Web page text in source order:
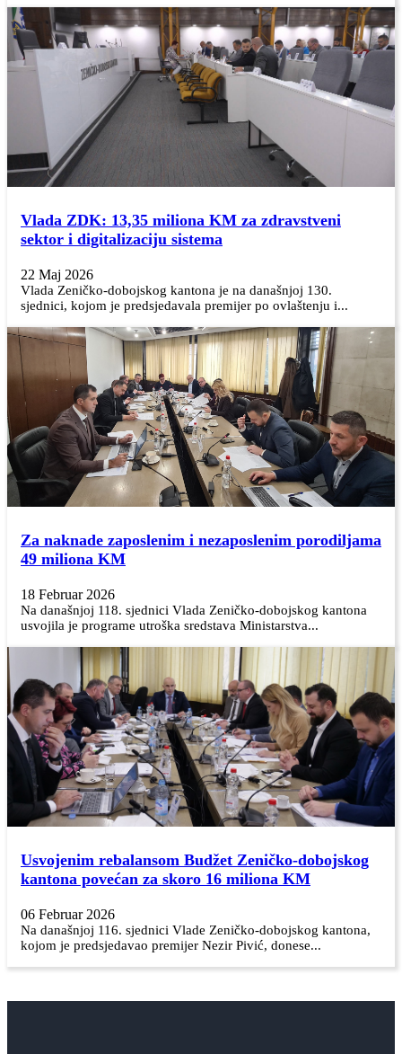
Vlada ZDK: 13,35 miliona KM za zdravstveni
sektor i digitalizaciju sistema
22 Maj 2026
Vlada Zeničko-dobojskog kantona je na današnjoj 130.
sjednici, kojom je predsjedavala premijer po ovlaštenju i...
Za naknade zaposlenim i nezaposlenim porodiljama
49 miliona KM
18 Februar 2026
Na današnjoj 118. sjednici Vlada Zeničko-dobojskog kantona
usvojila je programe utroška sredstava Ministarstva...
Usvojenim rebalansom Budžet Zeničko-dobojskog
kantona povećan za skoro 16 miliona KM
06 Februar 2026
Na današnjoj 116. sjednici Vlade Zeničko-dobojskog kantona,
kojom je predsjedavao premijer Nezir Pivić, donese...